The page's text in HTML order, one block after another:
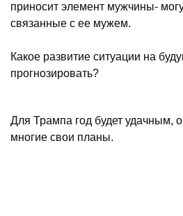
приносит элемент мужчины-
связанные с ее мужем.
Какое развитие ситуации на
прогнозировать?
Для Трампа год будет удачным,
многие свои планы.